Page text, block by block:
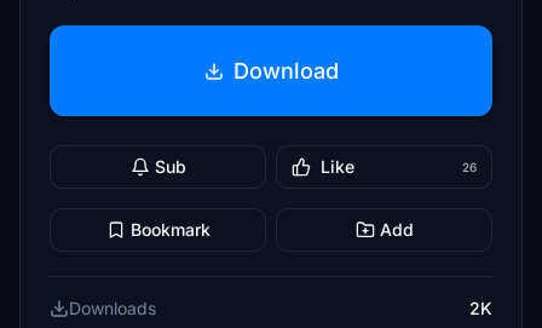
Download
Sub Like 26
Bookmark Add
Downloads
2K